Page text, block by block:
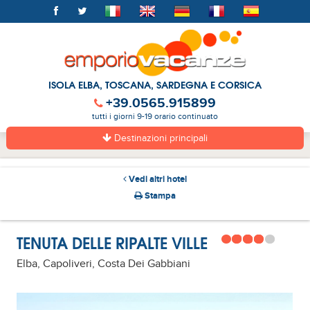
ISOLA ELBA, TOSCANA, SARDEGNA E CORSICA
+39.0565.915899
tutti i giorni 9-19 orario continuato
Destinazioni principali
Vedi altri hotel
Stampa
TENUTA DELLE RIPALTE VILLE
Elba, Capoliveri, Costa Dei Gabbiani